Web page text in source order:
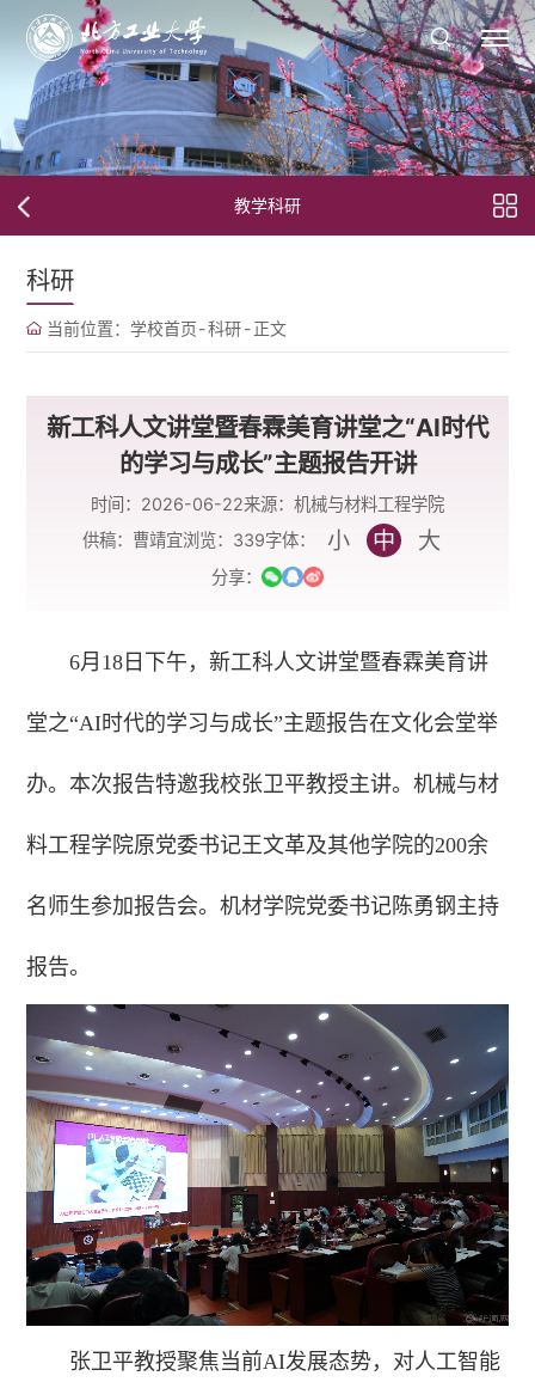
教学科研
科研
当前位置： 学校首页-科研-正文
新工科人文讲堂暨春霖美育讲堂之“AI时代
的学习与成长”主题报告开讲
时间：2026-06-22来源：机械与材料工程学院
供稿：曹靖宜浏览： 339字体： 小 中 大
分享：
6月18日下午，新工科人文讲堂暨春霖美育讲
堂之“AI时代的学习与成长”主题报告在文化会堂举
办。本次报告特邀我校张卫平教授主讲。机械与材
料工程学院原党委书记王文革及其他学院的200余
名师生参加报告会。机材学院党委书记陈勇钢主持
报告。
张卫平教授聚焦当前AI发展态势，对人工智能